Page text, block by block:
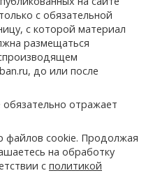
с обязательной
с которой материал
размещаться
до или после
отражает
файлов cookie. Продолжая
на обработку
с политикой